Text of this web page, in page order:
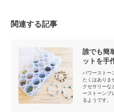
関連する記事
誰でも簡
ットを手
パワーストー
たくはありま
クセサリーな
ーストーンブ
るようです。